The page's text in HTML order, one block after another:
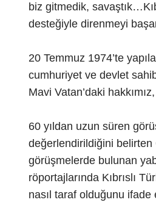
biz gitmedik,
desteğiyle direnmeyi
20 Temmuz 1974’te
cumhuriyet ve devlet
Mavi Vatan’daki
60 yıldan uzun süren
değerlendirildiğini belirten
görüşmelerde bulunan
röportajlarında Kıbrıslı
nasıl taraf olduğunu